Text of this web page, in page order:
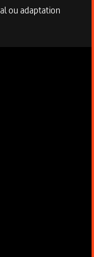
ou adaptation